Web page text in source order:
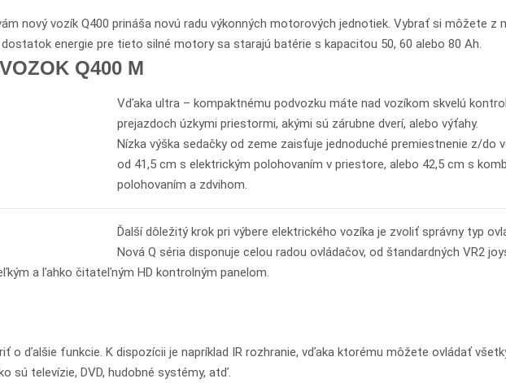
nový vozík Q400 prináša novú radu výkonných motorových jednotiek. Vybrať si môžete z
energie pre tieto silné motory sa starajú batérie s kapacitou 50, 60 alebo 80 Ah.
Q400 M
Vďaka ultra – kompaktnému podvozku máte nad vozíkom skvelú
prejazdoch úzkymi priestormi, akými sú zárubne dverí, alebo výťahy.
Nízka výška sedačky od zeme zaisťuje jednoduché premiestnenie z/do
od 41,5 cm s elektrickým polohovaním v priestore, alebo 42,5 cm s
polohovaním a zdvihom.
Ďalší dôležitý krok pri výbere elektrického vozíka je zvoliť správny typ
Nová Q séria disponuje celou radou ovládačov, od štandardných VR2
a ľahko čitateľným HD kontrolným panelom.
o ďalšie funkcie. K dispozícii je napríklad IR rozhranie, vďaka ktorému môžete ovládať
sú televízie, DVD, hudobné systémy, atď.